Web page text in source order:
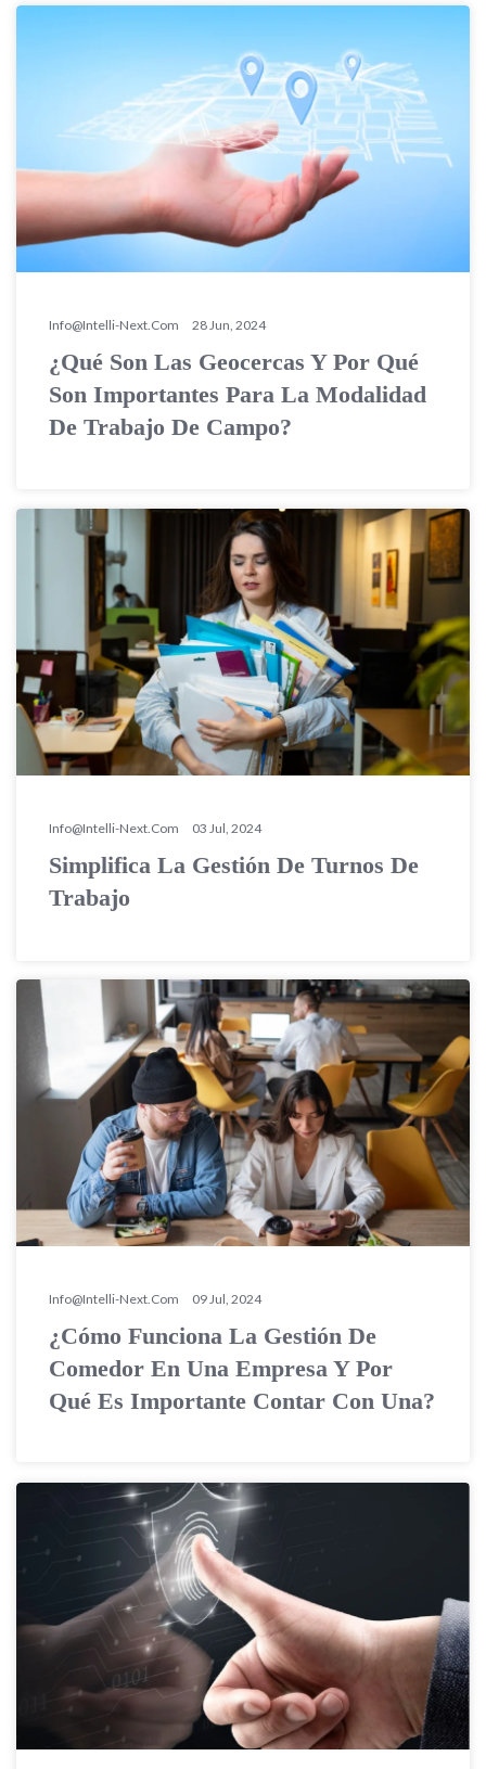
Info@intelli-Next.com 28 Jun, 2024
¿Qué Son Las Geocercas Y Por Qué
Son Importantes Para La Modalidad
De Trabajo De Campo?
Info@intelli-Next.com 03 Jul, 2024
Simplifica La Gestión De Turnos De
Trabajo
Info@intelli-Next.com 09 Jul, 2024
¿Cómo Funciona La Gestión De
Comedor En Una Empresa Y Por
Qué Es Importante Contar Con Una?